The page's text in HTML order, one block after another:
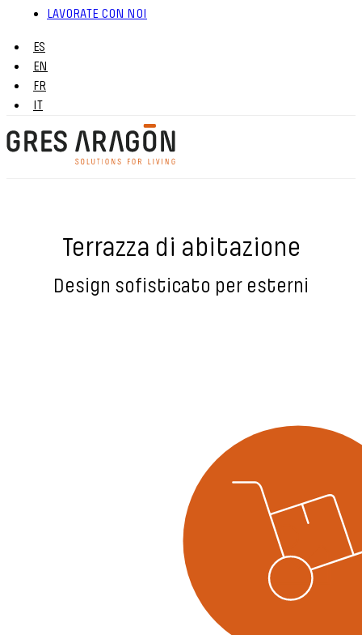
LAVORATE CON NOI
ES
EN
FR
IT
Terrazza di abitazione
Design sofisticato per esterni